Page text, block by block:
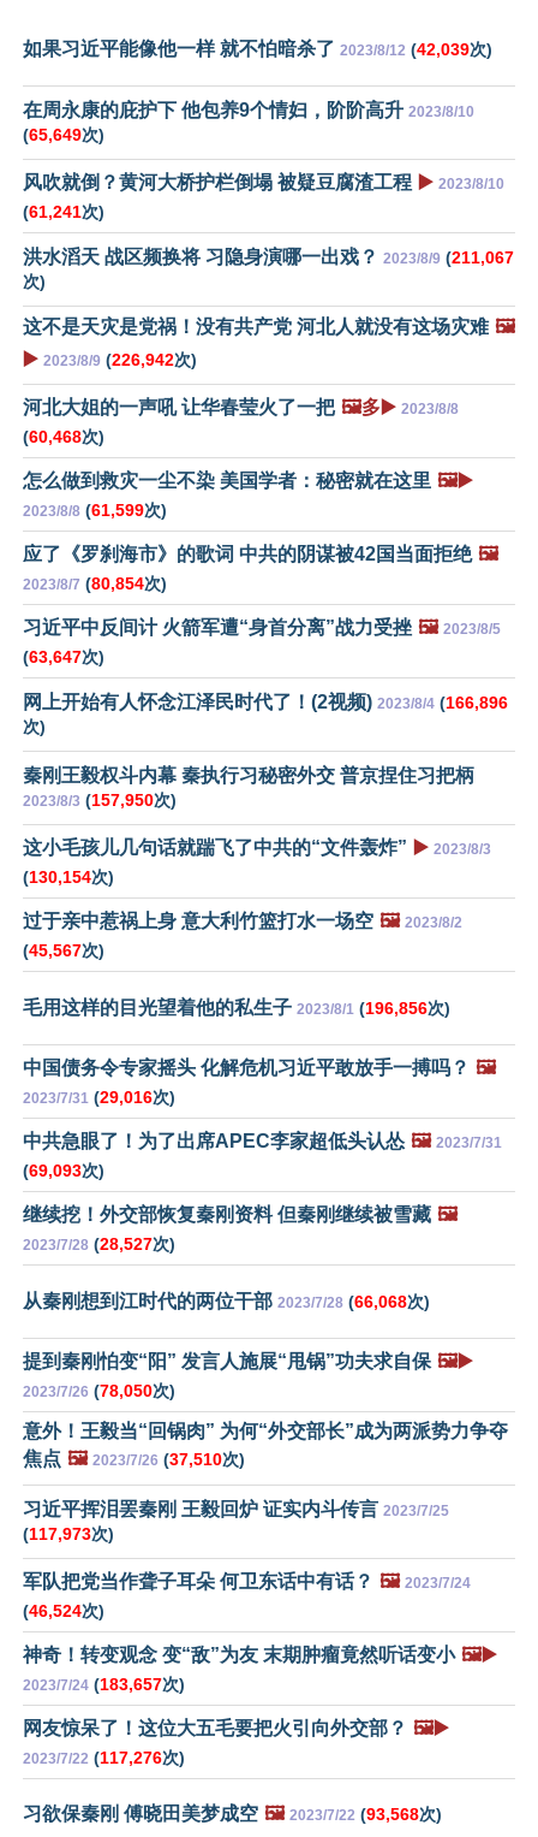
如果习近平能像他一样 就不怕暗杀了 2023/8/12 (42,039次)
在周永康的庇护下 他包养9个情妇，阶阶高升 2023/8/10
(65,649次)
风吹就倒？黄河大桥护栏倒塌 被疑豆腐渣工程 ▶️ 2023/8/10
(61,241次)
洪水滔天 战区频换将 习隐身演哪一出戏？ 2023/8/9 (211,067
次)
这不是天灾是党祸！没有共产党 河北人就没有这场灾难 🖼️
▶️ 2023/8/9 (226,942次)
河北大姐的一声吼 让华春莹火了一把 🖼️多▶️ 2023/8/8
(60,468次)
怎么做到救灾一尘不染 美国学者：秘密就在这里 🖼️▶️
2023/8/8 (61,599次)
应了《罗刹海市》的歌词 中共的阴谋被42国当面拒绝 🖼️
2023/8/7 (80,854次)
习近平中反间计 火箭军遭“身首分离”战力受挫 🖼️ 2023/8/5
(63,647次)
网上开始有人怀念江泽民时代了！(2视频) 2023/8/4 (166,896
次)
秦刚王毅权斗内幕 秦执行习秘密外交 普京捏住习把柄
2023/8/3 (157,950次)
这小毛孩儿几句话就踹飞了中共的“文件轰炸” ▶️ 2023/8/3
(130,154次)
过于亲中惹祸上身 意大利竹篮打水一场空 🖼️ 2023/8/2
(45,567次)
毛用这样的目光望着他的私生子 2023/8/1 (196,856次)
中国债务令专家摇头 化解危机习近平敢放手一搏吗？ 🖼️
2023/7/31 (29,016次)
中共急眼了！为了出席APEC李家超低头认怂 🖼️ 2023/7/31
(69,093次)
继续挖！外交部恢复秦刚资料 但秦刚继续被雪藏 🖼️
2023/7/28 (28,527次)
从秦刚想到江时代的两位干部 2023/7/28 (66,068次)
提到秦刚怕变“阳” 发言人施展“甩锅”功夫求自保 🖼️▶️
2023/7/26 (78,050次)
意外！王毅当“回锅肉” 为何“外交部长”成为两派势力争夺
焦点 🖼️ 2023/7/26 (37,510次)
习近平挥泪罢秦刚 王毅回炉 证实内斗传言 2023/7/25
(117,973次)
军队把党当作聋子耳朵 何卫东话中有话？ 🖼️ 2023/7/24
(46,524次)
神奇！转变观念 变“敌”为友 末期肿瘤竟然听话变小 🖼️▶️
2023/7/24 (183,657次)
网友惊呆了！这位大五毛要把火引向外交部？ 🖼️▶️
2023/7/22 (117,276次)
习欲保秦刚 傅晓田美梦成空 🖼️ 2023/7/22 (93,568次)